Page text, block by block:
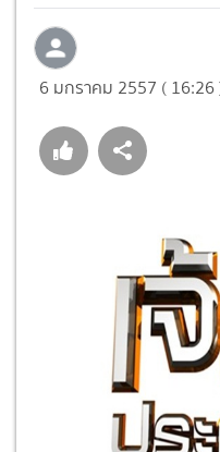
6 มกราคม 2557 ( 16:26